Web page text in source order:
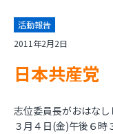
活動報告
2011年2月2日
日本共産党
志位委員長がおはなし
３月４日(金)午後６時